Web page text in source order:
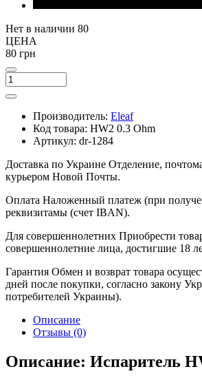
Нет в наличии 80
ЦЕНА
80 грн
Производитель: Eleaf
Код товара: HW2 0.3 Ohm
Артикул: dr-1284
Доставка по Украине Отделение,
курьером Новой Почты.
Оплата Наложенный платеж (при
реквизитамы (счет IBAN).
Для совершеннолетних Приобрести
совершеннолетние лица, достигшие 18
Гарантия Обмен и возврат товара
дней после покупки, согласно закону
потребителей Украины).
Описание
Отзывы (0)
Описание: Испаритель